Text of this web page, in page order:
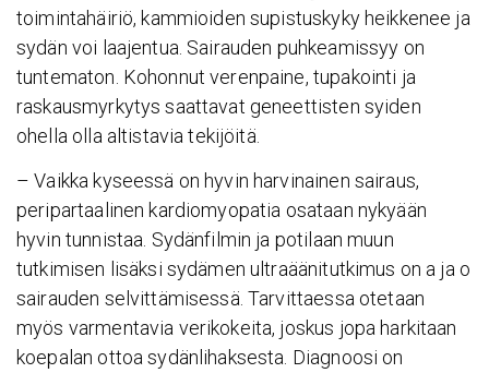
toimintahäiriö, kammioiden supistuskyky heikkenee ja
sydän voi laajentua. Sairauden puhkeamissyy on
tuntematon. Kohonnut verenpaine, tupakointi ja
raskausmyrkytys saattavat geneettisten syiden
ohella olla altistavia tekijöitä.
– Vaikka kyseessä on hyvin harvinainen sairaus,
peripartaalinen kardiomyopatia osataan nykyään
hyvin tunnistaa. Sydänfilmin ja potilaan muun
tutkimisen lisäksi sydämen ultraäänitutkimus on a ja o
sairauden selvittämisessä. Tarvittaessa otetaan
myös varmentavia verikokeita, joskus jopa harkitaan
koepalan ottoa sydänlihaksesta. Diagnoosi on